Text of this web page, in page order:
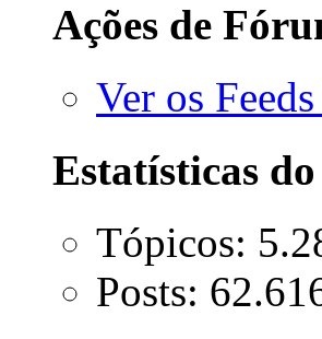
Ações de
Ver os
Estatísticas
Tópicos:
Posts: